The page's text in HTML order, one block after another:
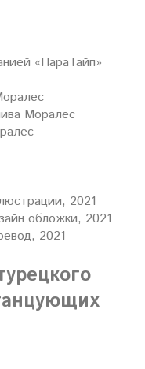
«ПараТайп»
Моралес
2021
обложки, 2021
2021